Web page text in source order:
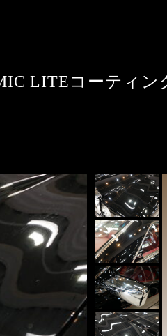
LITEコーティン